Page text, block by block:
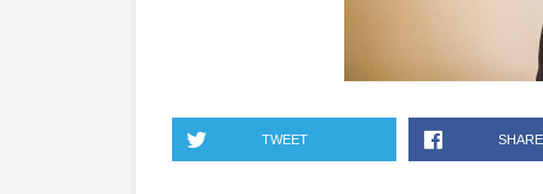
TWEET SHARE